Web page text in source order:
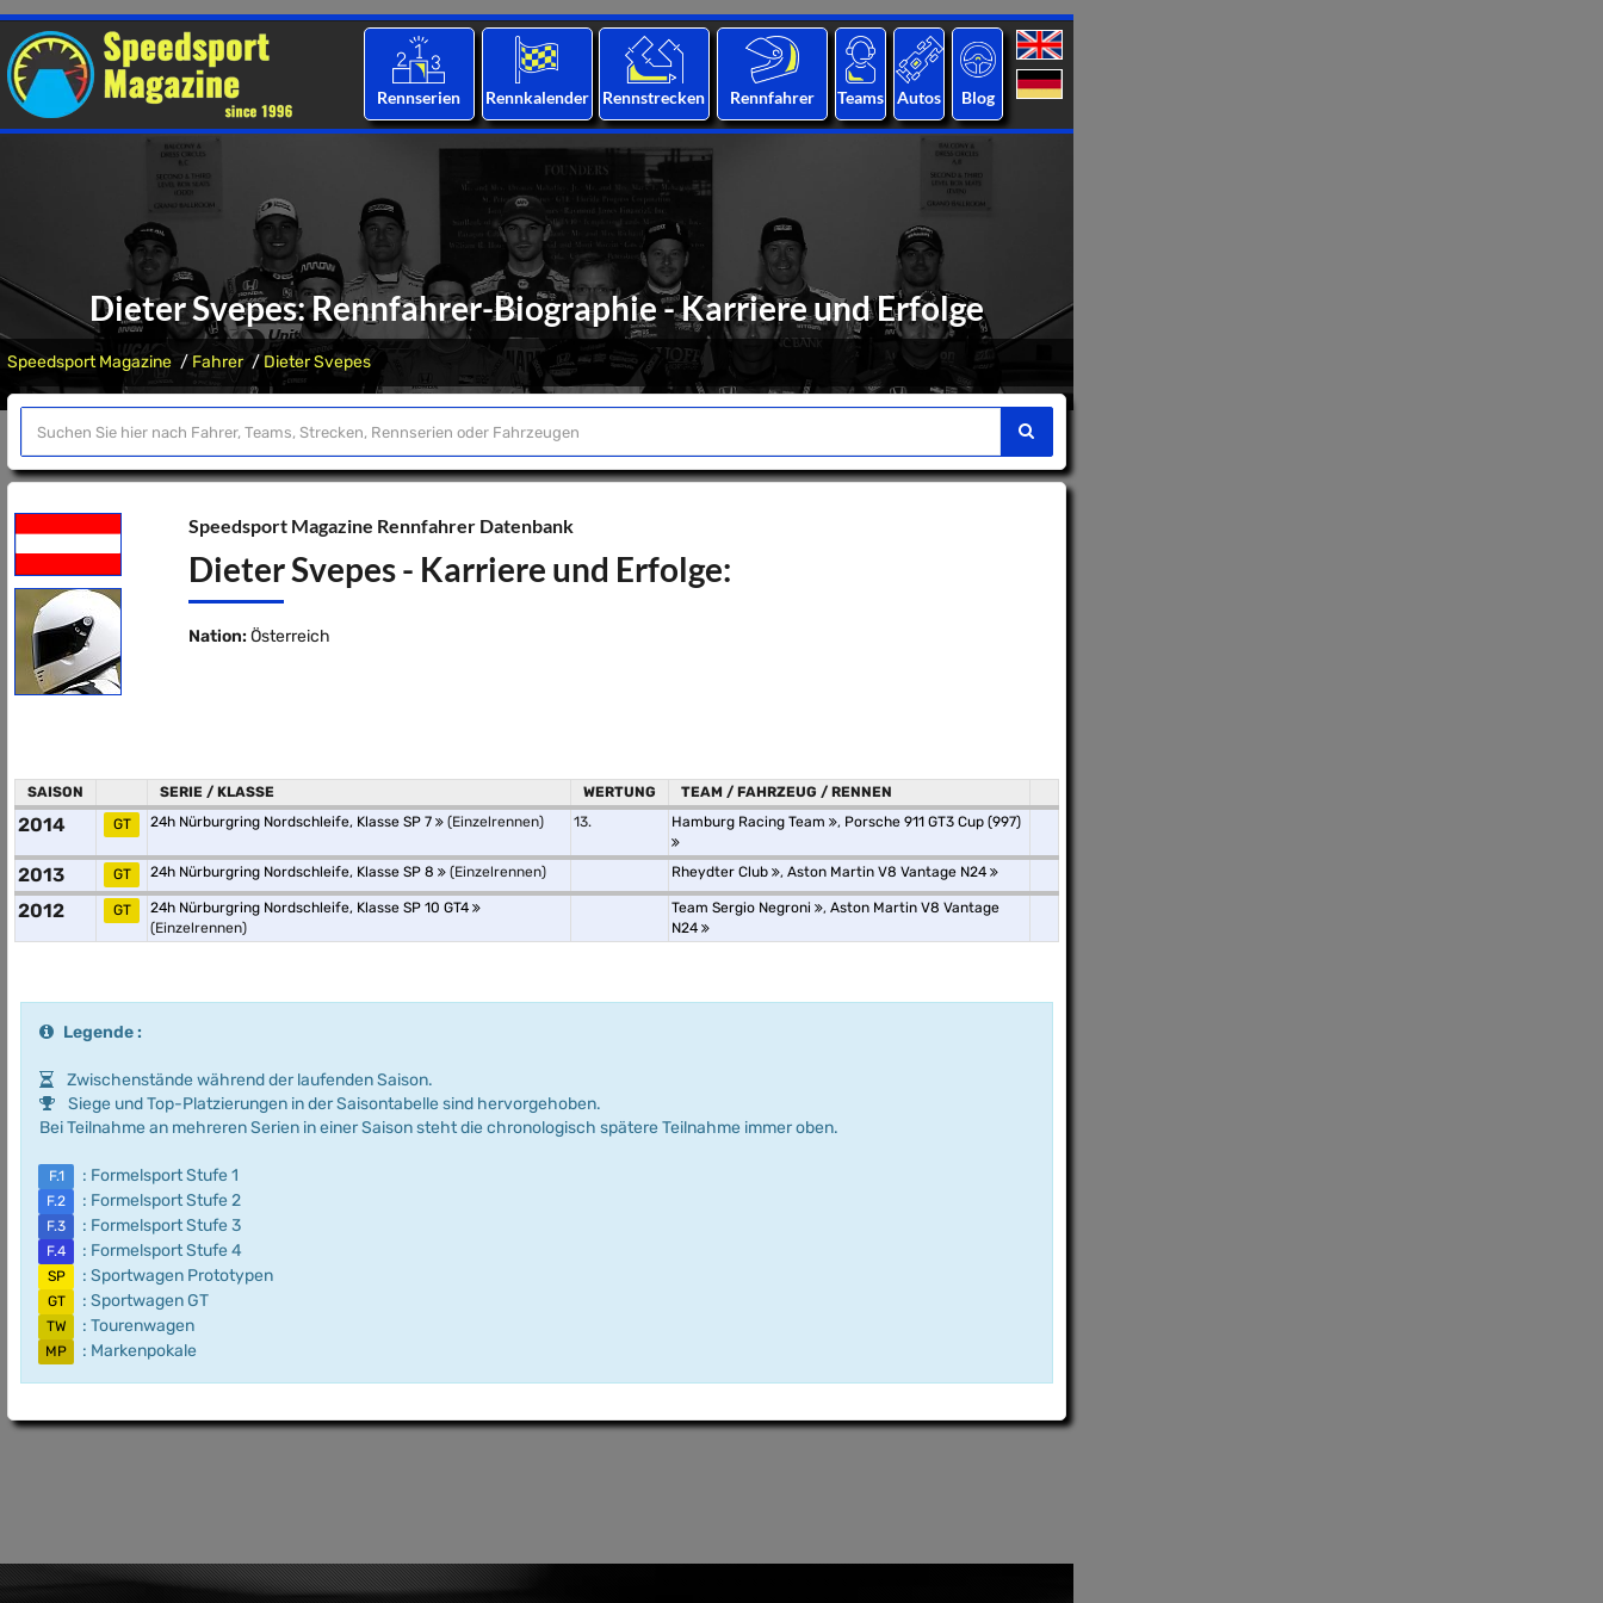
Rennserien Rennkalender Rennstrecken Rennfahrer Teams Autos Blog
Dieter Svepes: Rennfahrer-Biographie - Karriere und Erfolge
Speedsport Magazine Fahrer Dieter Svepes
Speedsport Magazine Rennfahrer Datenbank
Dieter Svepes - Karriere und Erfolge:
Nation: Österreich
SAISON SERIE / KLASSE WERTUNG TEAM / FAHRZEUG / RENNEN
2014 GT 24h Nürburgring Nordschleife, Klasse SP 7 (Einzelrennen) 13. Hamburg Racing Team , Porsche 911 GT3 Cup (997)
2013 GT 24h Nürburgring Nordschleife, Klasse SP 8 (Einzelrennen) Rheydter Club , Aston Martin V8 Vantage N24
2012 GT
24h Nürburgring Nordschleife, Klasse SP 10 GT4
(Einzelrennen)
Team Sergio Negroni , Aston Martin V8 Vantage
N24
Legende :
Zwischenstände während der laufenden Saison.
Siege und Top-Platzierungen in der Saisontabelle sind hervorgehoben.
Bei Teilnahme an mehreren Serien in einer Saison steht die chronologisch spätere Teilnahme immer oben.
F.1 : Formelsport Stufe 1
F.2 : Formelsport Stufe 2
F.3 : Formelsport Stufe 3
F.4 : Formelsport Stufe 4
SP : Sportwagen Prototypen
GT : Sportwagen GT
TW : Tourenwagen
MP : Markenpokale